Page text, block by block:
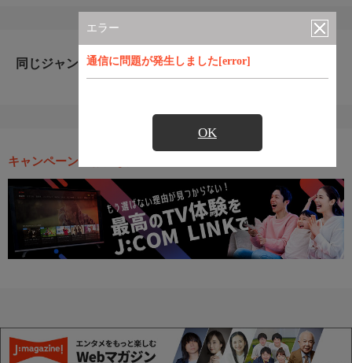
エラー
通信に問題が発生しました[error]
OK
同じジャンルのおすすめ番組
キャンペーン・お得な情報